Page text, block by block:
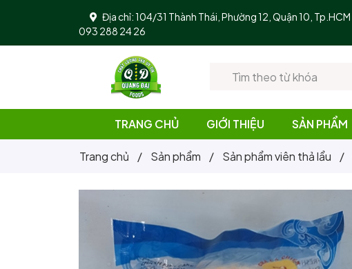
Địa chỉ: 104/31 Thành Thái, Phường 12, Quận 10, Tp.HCM
093 288 24 26
TRANG CHỦ GIỚI THIỆU SẢN PHẨM
Trang chủ / Sản phẩm / Sản phẩm viên thả lẩu /